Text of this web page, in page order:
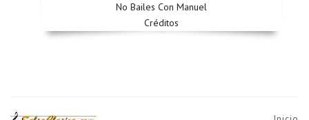
No Bailes Con Manuel
Créditos